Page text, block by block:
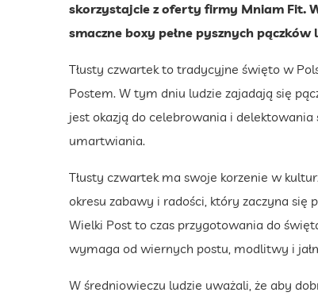
skorzystajcie z oferty firmy Mniam Fit.
smaczne boxy pełne pysznych
Tłusty czwartek to tradycyjne święto w
Postem. W tym dniu ludzie zajadają się
jest okazją do celebrowania i
umartwiania.
Tłusty czwartek ma swoje korzenie w
okresu zabawy i radości, który zaczyna się
Wielki Post to czas przygotowania do
wymaga od wiernych postu, modlitwy i
W średniowieczu ludzie uważali, że aby